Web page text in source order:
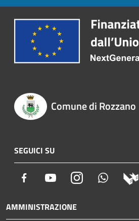
Comune di Rozzano
SEGUICI SU
Facebook YoutubeInstagram Whatsapp
AMMINISTRAZIONE